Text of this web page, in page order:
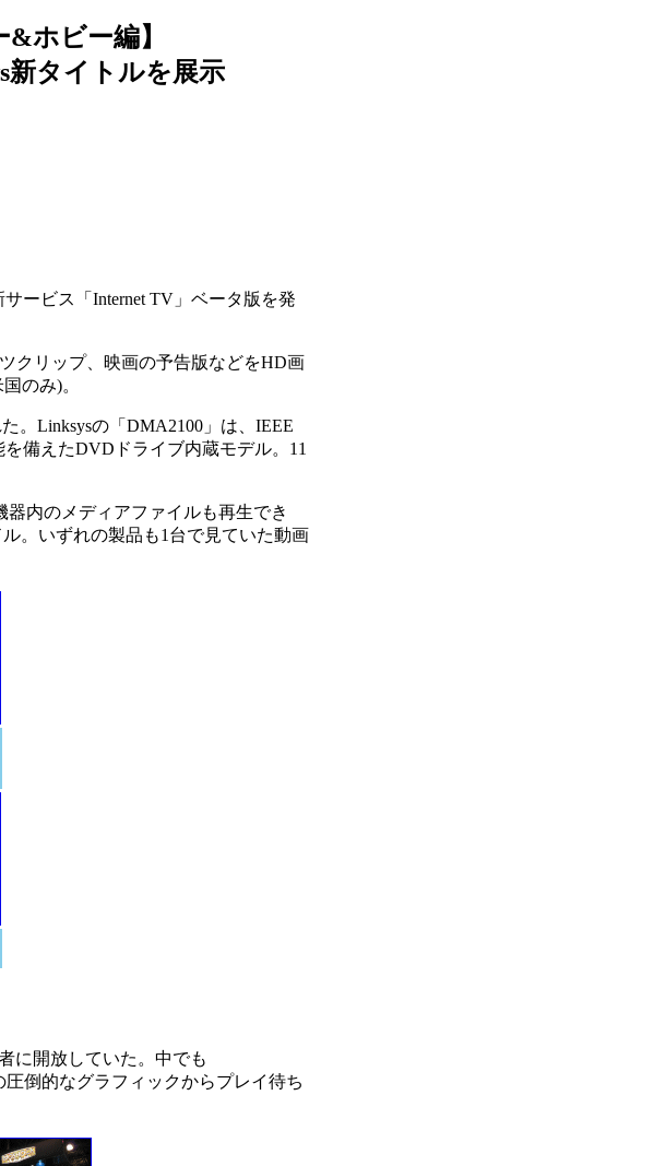
ホビー編】
新タイトルを展示
ービス「Internet TV」ベータ版を発
クリップ、映画の予告版などをHD画
のみ)。
。Linksysの「DMA2100」は、IEEE
備えたDVDドライブ内蔵モデル。11
内のメディアファイルも再生でき
。いずれの製品も1台で見ていた動画
に開放していた。中でも
圧倒的なグラフィックからプレイ待ち